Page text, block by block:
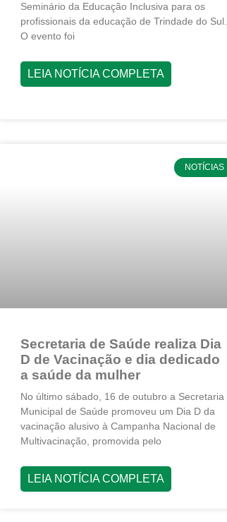
Seminário da Educação Inclusiva para os
profissionais da educação de Trindade do Sul.
O evento foi
LEIA NOTÍCIA COMPLETA
NOTÍCIAS
Secretaria de Saúde realiza Dia
D de Vacinação e dia dedicado
a saúde da mulher
No último sábado, 16 de outubro a Secretaria
Municipal de Saúde promoveu um Dia D da
vacinação alusivo à Campanha Nacional de
Multivacinação, promovida pelo
LEIA NOTÍCIA COMPLETA